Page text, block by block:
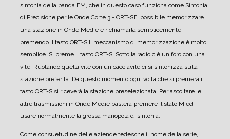
sintonia della banda FM, che in questo caso funziona come Sintonia
di Precisione per le Onde Corte.3 - ORT-SE' possibile memorizzare
una stazione in Onde Medie e richiamarla semplicemente
premendo il tasto ORT-S.Il meccanismo di memorizzazione è molto
semplice. Si preme il tasto ORT-S. Sotto la radio c'è un foro con una
vite. Ruotando quella vite con un cacciavite ci si sintonizza sulla
stazione preferita. Da questo momento ogni volta che si premerà il
tasto ORT-S si riceverà la stazione preselezionata. Per ascoltare le
altre trasmissioni in Onde Medie basterà premere il stato M ed
usare normalmente la grossa manopola di sintonia.
Come consuetudine delle aziende tedesche il nome della serie,